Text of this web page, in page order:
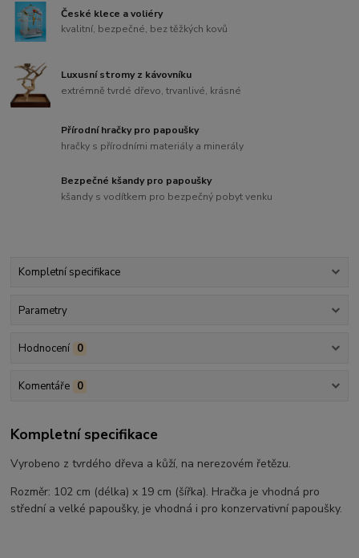
České klece a voliéry
kvalitní, bezpečné, bez těžkých kovů
Luxusní stromy z kávovníku
extrémně tvrdé dřevo, trvanlivé, krásné
Přírodní hračky pro papoušky
hračky s přírodními materiály a minerály
Bezpečné kšandy pro papoušky
kšandy s vodítkem pro bezpečný pobyt venku
Kompletní specifikace
Parametry
Hodnocení 0
Komentáře 0
Kompletní specifikace
Vyrobeno z tvrdého dřeva a kůží, na nerezovém řetězu.
Rozměr: 102 cm (délka) x 19 cm (šířka). Hračka je vhodná pro
střední a velké papoušky, je vhodná i pro konzervativní papoušky.